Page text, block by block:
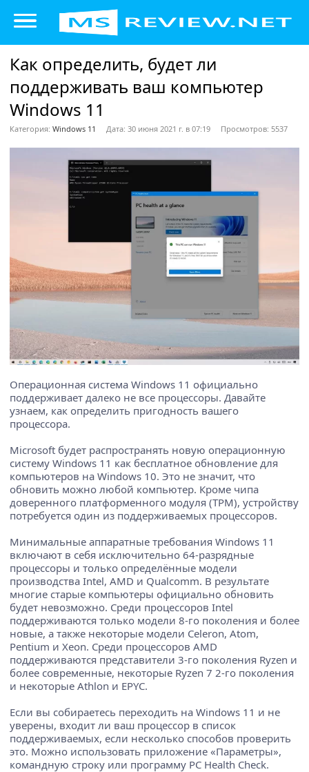
Как определить, будет ли
поддерживать ваш компьютер
Windows 11
Категория: Windows 11 Дата: 30 июня 2021 г. в 07:19 Просмотров: 5537
Операционная система Windows 11 официально
поддерживает далеко не все процессоры. Давайте
узнаем, как определить пригодность вашего
процессора.
Microsoft будет распространять новую операционную
систему Windows 11 как бесплатное обновление для
компьютеров на Windows 10. Это не значит, что
обновить можно любой компьютер. Кроме чипа
доверенного платформенного модуля (TPM), устройству
потребуется один из поддерживаемых процессоров.
Минимальные аппаратные требования Windows 11
включают в себя исключительно 64-разрядные
процессоры и только определённые модели
производства Intel, AMD и Qualcomm. В результате
многие старые компьютеры официально обновить
будет невозможно. Среди процессоров Intel
поддерживаются только модели 8-го поколения и более
новые, а также некоторые модели Celeron, Atom,
Pentium и Xeon. Среди процессоров AMD
поддерживаются представители 3-го поколения Ryzen и
более современные, некоторые Ryzen 7 2-го поколения
и некоторые Athlon и EPYC.
Если вы собираетесь переходить на Windows 11 и не
уверены, входит ли ваш процессор в список
поддерживаемых, если несколько способов проверить
это. Можно использовать приложение «Параметры»,
командную строку или программу PC Health Check.